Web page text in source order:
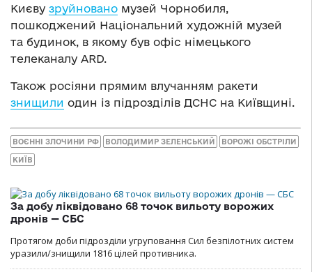
Києву зруйновано музей Чорнобиля,
пошкоджений Національний художній музей
та будинок, в якому був офіс німецького
телеканалу ARD.
Також росіяни прямим влучанням ракети
знищили один із підрозділів ДСНС на Київщині.
ВОЄННІ ЗЛОЧИНИ РФ ВОЛОДИМИР ЗЕЛЕНСЬКИЙ ВОРОЖІ ОБСТРІЛИ
КИЇВ
За добу ліквідовано 68 точок вильоту ворожих
дронів — СБС
Протягом доби підрозділи угруповання Сил безпілотних систем
уразили/знищили 1816 цілей противника.